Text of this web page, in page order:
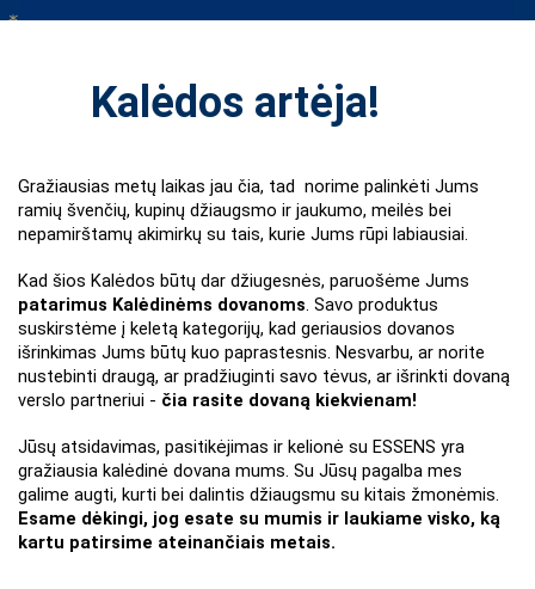
Kalėdos artėja!
Gražiausias metų laikas jau čia, tad  norime palinkėti Jums
ramių švenčių, kupinų džiaugsmo ir jaukumo, meilės bei
nepamirštamų akimirkų su tais, kurie Jums rūpi labiausiai.
patarimus Kalėdinėms dovanoms. Savo produktus
suskirstėme į keletą kategorijų, kad geriausios dovanos
išrinkimas Jums būtų kuo paprastesnis. Nesvarbu, ar norite
nustebinti draugą, ar pradžiuginti savo tėvus, ar išrinkti dovaną
verslo partneriui - čia rasite dovaną kiekvienam!
Jūsų atsidavimas, pasitikėjimas ir kelionė su ESSENS yra
gražiausia kalėdinė dovana mums. Su Jūsų pagalba mes
Esame dėkingi, jog esate su mumis ir laukiame visko, ką
kartu patirsime ateinančiais metais.